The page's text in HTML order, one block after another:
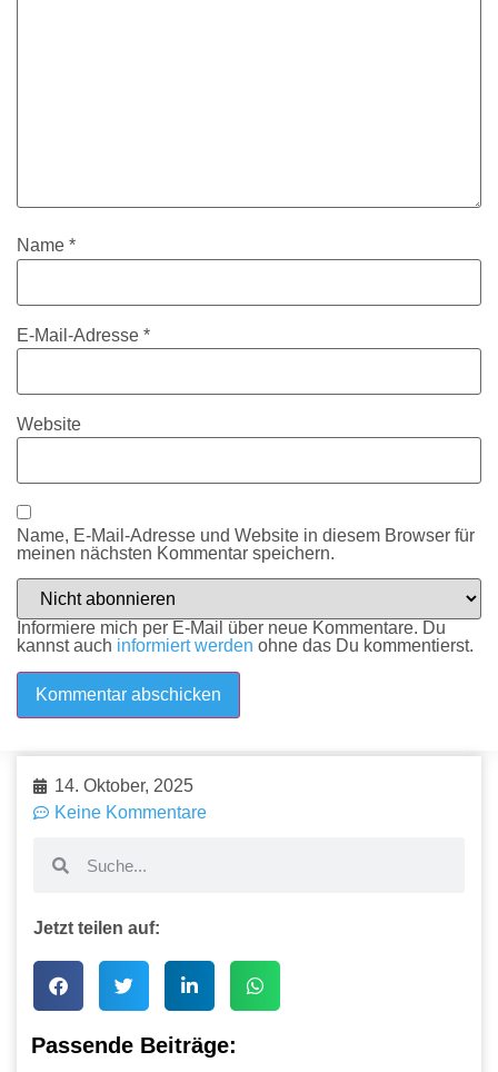
Name *
E-Mail-Adresse *
Website
Name, E-Mail-Adresse und Website in diesem Browser für
meinen nächsten Kommentar speichern.
Informiere mich per E-Mail über neue Kommentare. Du
kannst auch informiert werden ohne das Du kommentierst.
14. Oktober, 2025
Keine Kommentare
Jetzt teilen auf:
Passende Beiträge: